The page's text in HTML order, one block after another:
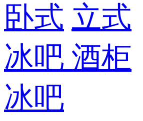
卧式 立式
冰吧 酒柜
冰吧